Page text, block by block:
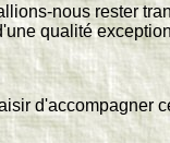
nous rester
qualité
d'accompagner